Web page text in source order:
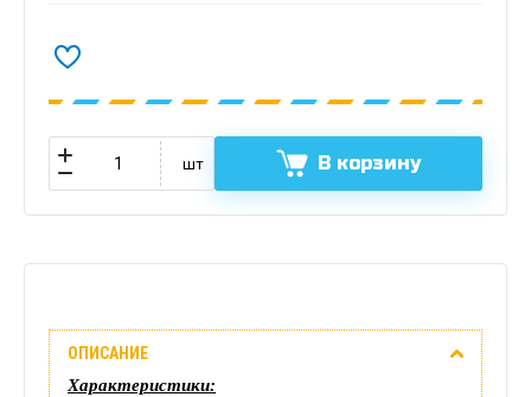
шт В корзину
ОПИСАНИЕ
Характеристики: